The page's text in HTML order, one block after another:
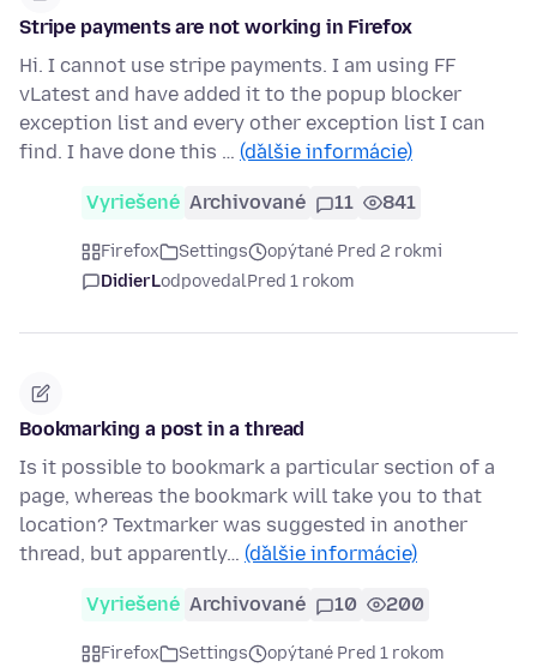
Stripe payments are not working in Firefox
Hi. I cannot use stripe payments. I am using FF
vLatest and have added it to the popup blocker
exception list and every other exception list I can
find. I have done this … (ďalšie informácie)
Vyriešené Archivované 11 841
Firefox Settings
opýtané Pred 2 rokmi
DidierLodpovedalPred 1 rokom
Bookmarking a post in a thread
Is it possible to bookmark a particular section of a
page, whereas the bookmark will take you to that
location? Textmarker was suggested in another
thread, but apparently… (ďalšie informácie)
Vyriešené Archivované 10 200
Firefox Settings
opýtané Pred 1 rokom